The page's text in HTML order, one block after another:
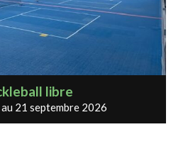
libre
21 septembre 2026